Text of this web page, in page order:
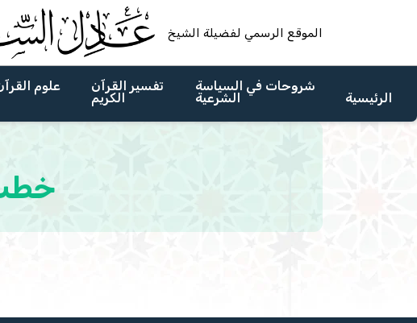
الموقع الرسمي لفضيلة الشيخ
الرئيسية
شروحات في السياسة
الشرعية
تفسير القرآن
الكريم
علوم
خطب